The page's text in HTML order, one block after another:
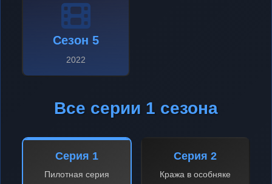
Сезон 5
2022
Все серии 1 сезона
Серия 1
Пилотная серия
Серия 2
Кража в особняке